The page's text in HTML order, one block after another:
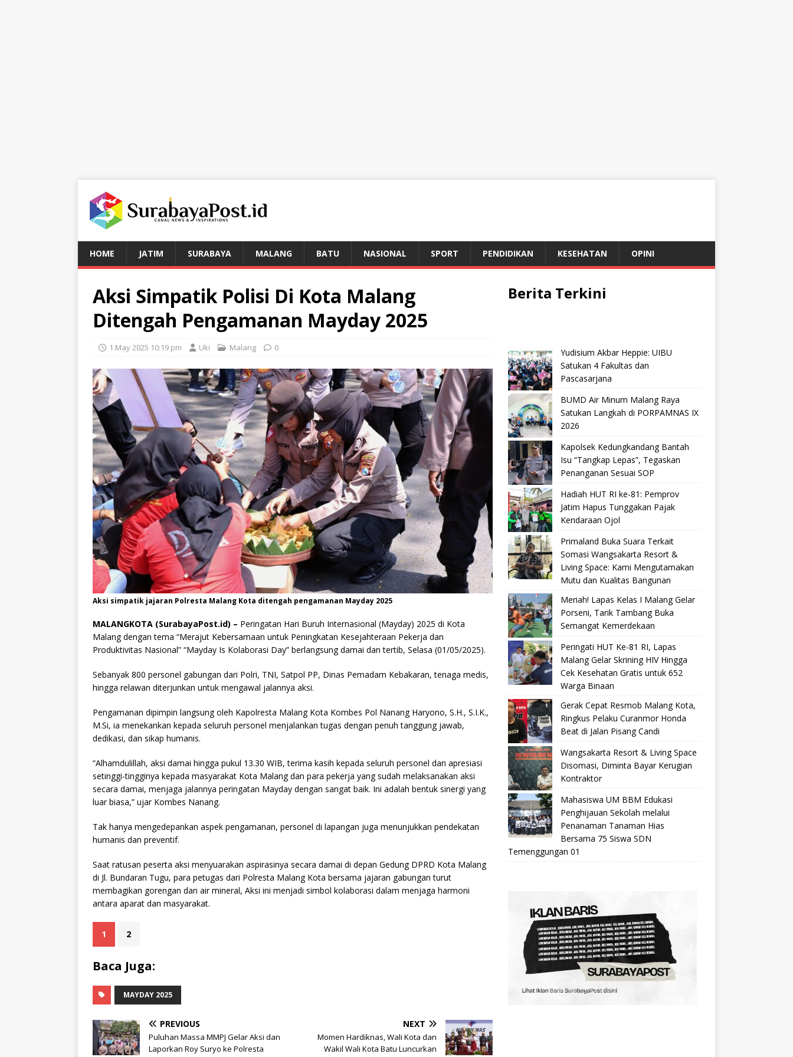
HOME JATIM SURABAYA MALANG BATU NASIONAL SPORT PENDIDIKAN KESEHATAN OPINI
Aksi Simpatik Polisi Di Kota Malang
Ditengah Pengamanan Mayday 2025
1 May 2025 10:19 pm Uki Malang 0
Aksi simpatik jajaran Polresta Malang Kota ditengah pengamanan Mayday 2025
MALANGKOTA (SurabayaPost.id) – Peringatan Hari Buruh Internasional (Mayday) 2025 di Kota
Malang dengan tema “Merajut Kebersamaan untuk Peningkatan Kesejahteraan Pekerja dan
Produktivitas Nasional” “Mayday Is Kolaborasi Day” berlangsung damai dan tertib, Selasa (01/05/2025).
Sebanyak 800 personel gabungan dari Polri, TNI, Satpol PP, Dinas Pemadam Kebakaran, tenaga medis,
hingga relawan diterjunkan untuk mengawal jalannya aksi.
Pengamanan dipimpin langsung oleh Kapolresta Malang Kota Kombes Pol Nanang Haryono, S.H., S.I.K.,
M.Si, ia menekankan kepada seluruh personel menjalankan tugas dengan penuh tanggung jawab,
dedikasi, dan sikap humanis.
“Alhamdulillah, aksi damai hingga pukul 13.30 WIB, terima kasih kepada seluruh personel dan apresiasi
setinggi-tingginya kepada masyarakat Kota Malang dan para pekerja yang sudah melaksanakan aksi
secara damai, menjaga jalannya peringatan Mayday dengan sangat baik. Ini adalah bentuk sinergi yang
luar biasa,” ujar Kombes Nanang.
Tak hanya mengedepankan aspek pengamanan, personel di lapangan juga menunjukkan pendekatan
humanis dan preventif.
Saat ratusan peserta aksi menyuarakan aspirasinya secara damai di depan Gedung DPRD Kota Malang
di Jl. Bundaran Tugu, para petugas dari Polresta Malang Kota bersama jajaran gabungan turut
membagikan gorengan dan air mineral, Aksi ini menjadi simbol kolaborasi dalam menjaga harmoni
antara aparat dan masyarakat.
1 2
Baca Juga:
MAYDAY 2025
PREVIOUS
Puluhan Massa MMPJ Gelar Aksi dan
Laporkan Roy Suryo ke Polresta
NEXT
Momen Hardiknas, Wali Kota dan
Wakil Wali Kota Batu Luncurkan
Berita Terkini
Yudisium Akbar Heppie: UIBU
Satukan 4 Fakultas dan
Pascasarjana
BUMD Air Minum Malang Raya
Satukan Langkah di PORPAMNAS IX
2026
Kapolsek Kedungkandang Bantah
Isu “Tangkap Lepas”, Tegaskan
Penanganan Sesuai SOP
Hadiah HUT RI ke-81: Pemprov
Jatim Hapus Tunggakan Pajak
Kendaraan Ojol
Primaland Buka Suara Terkait
Somasi Wangsakarta Resort &
Living Space: Kami Mengutamakan
Mutu dan Kualitas Bangunan
Meriah! Lapas Kelas I Malang Gelar
Porseni, Tarik Tambang Buka
Semangat Kemerdekaan
Peringati HUT Ke-81 RI, Lapas
Malang Gelar Skrining HIV Hingga
Cek Kesehatan Gratis untuk 652
Warga Binaan
Gerak Cepat Resmob Malang Kota,
Ringkus Pelaku Curanmor Honda
Beat di Jalan Pisang Candi
Wangsakarta Resort & Living Space
Disomasi, Diminta Bayar Kerugian
Kontraktor
Mahasiswa UM BBM Edukasi
Penghijauan Sekolah melalui
Penanaman Tanaman Hias
Bersama 75 Siswa SDN
Temenggungan 01